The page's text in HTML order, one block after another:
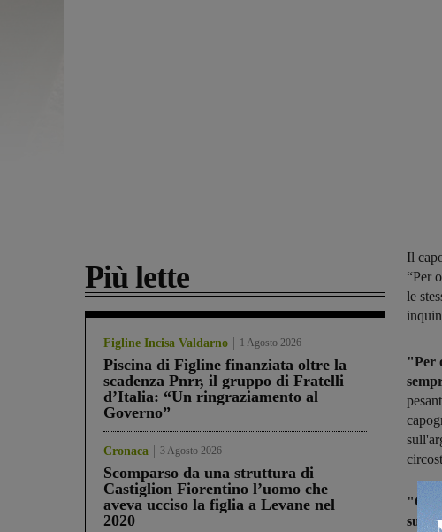
Più lette
Figline Incisa Valdarno 1 Agosto 2026
Piscina di Figline finanziata oltre la
scadenza Pnrr, il gruppo di Fratelli
d’Italia: “Un ringraziamento al
Governo”
Cronaca 3 Agosto 2026
Scomparso da una struttura di
Castiglion Fiorentino l’uomo che
aveva ucciso la figlia a Levane nel
2020
Il
“Per
le
"Per